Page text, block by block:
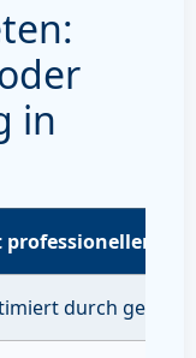
in
professioneller
durch